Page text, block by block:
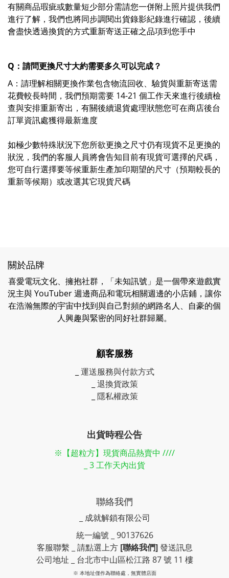
有關商品瑕疵或數量短少部分需請您一併附上照片提供我們
進行了解，我們也將同步調閱出貨錄影紀錄進行確認，後續
會盡快透過換貨的方式重新寄送正確之品項到您手中
Q：請問更換尺寸大約需要多久可以完成？
A：請理解相關更換作業包含物流回收、驗貨與重新寄送需
花費較長時間，我們預期需要 14-21 個工作天來進行後續檢
查與安排重新寄出，有關後續退貨處理狀態您可在商店後台
訂單資訊處獲得最新進度
如極少數特殊狀況下您所欲更換之尺寸仍有現貨不足更換的
狀況，我們的客服人員將會告知目前有現貨可選擇的尺碼，
您可自行選擇要等候重新生產加印期望的尺寸（預期較長的
重新等候期）或改選其它現貨尺碼
關於品牌
喜愛電玩文化、擁抱社群，「未知訊號」是一個帶來遊戲實
況主與 YouTuber 週邊商品和電玩相關週邊的小店鋪，讓你
在浩瀚無際的宇宙中找到與自己對頻的網路名人、自豪的個
人興趣與緊密的同好社群歸屬。
顧客服務
運送服務與付款方式
退換貨政策
隱私權政策
出貨時程公告
※【超粒方】現貨商品熱賣中 ////
_ 3 工作天內出貨
聯絡我們
_ 成就解鎖有限公司
統一編號 _ 90137626
客服聯繫 _ 請點選上方 [聯絡我們]發送訊息
公司地址 _ 台北市中山區松江路 87 號 11 樓
※ 本地址僅作為聯絡處，無實體店面